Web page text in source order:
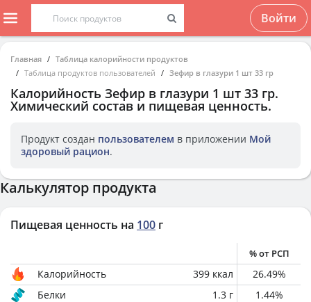
Войти
Главная
Таблица калорийности продуктов
Таблица продуктов пользователей
Зефир в глазури 1 шт 33 гр
Калорийность Зефир в глазури 1 шт 33 гр.
Химический состав и пищевая ценность.
Продукт создан пользователем в приложении Мой
здоровый рацион.
Калькулятор продукта
Пищевая ценность на 100 г
% от РСП
Калорийность 399 ккал 26.49%
Белки
1.3 г 1.44%